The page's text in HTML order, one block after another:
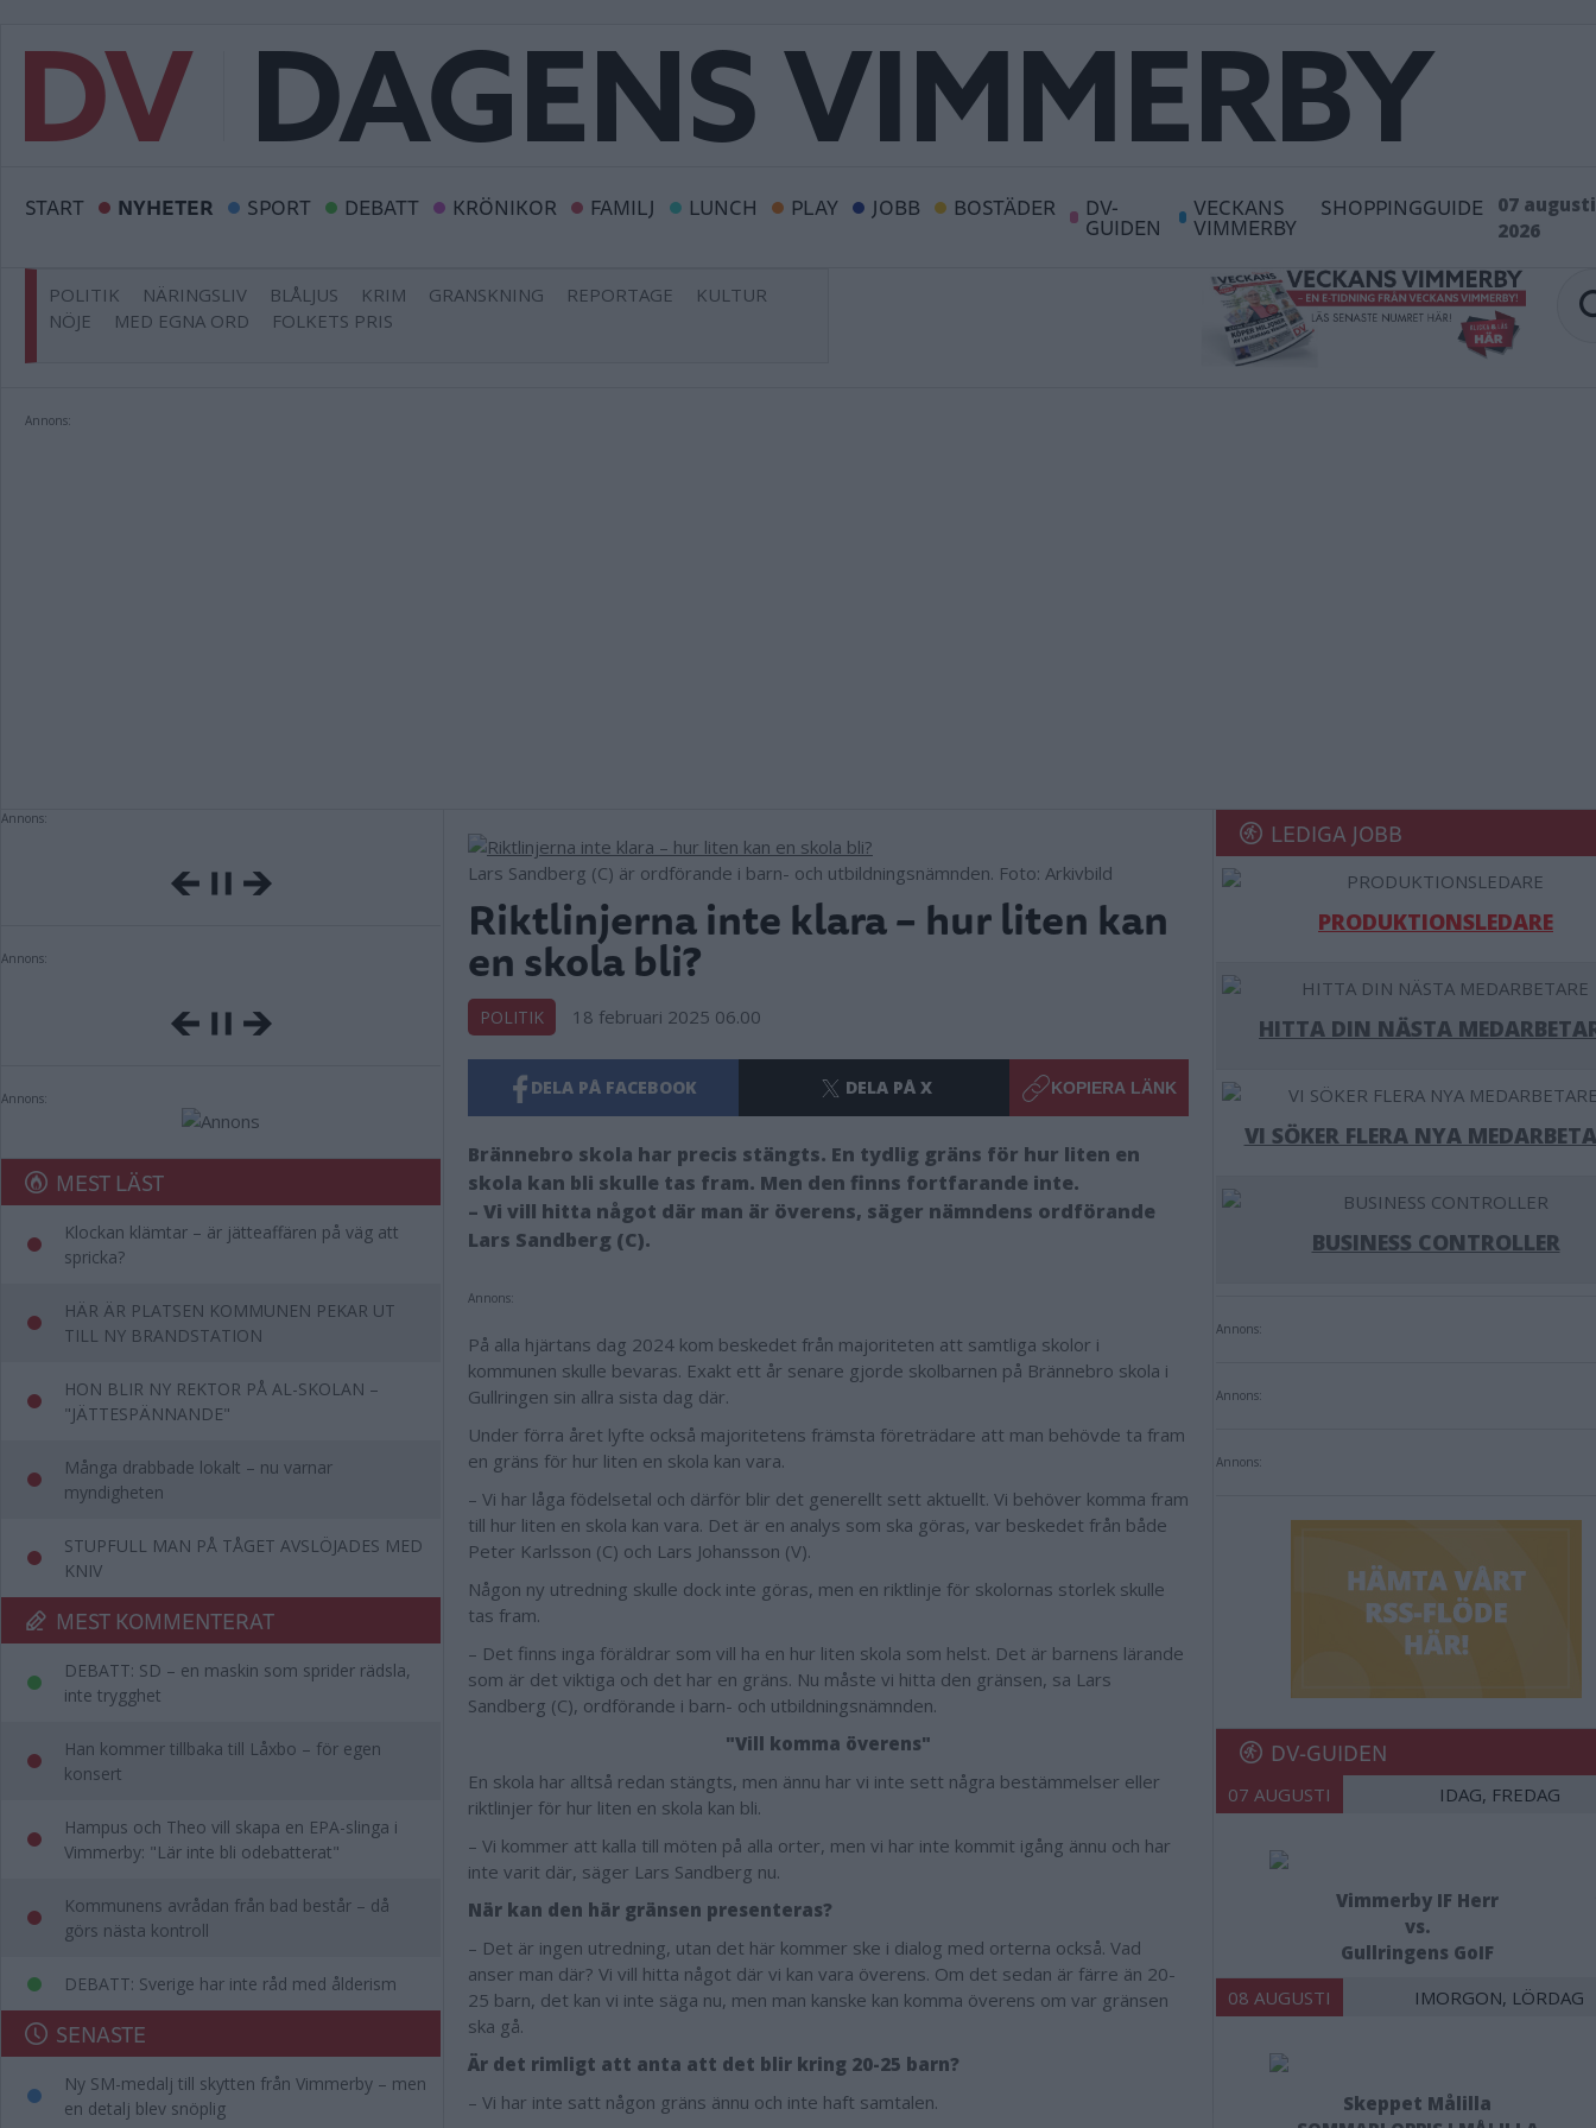
START NYHETER SPORT DEBATT KRÖNIKOR FAMILJ LUNCH PLAY JOBB BOSTÄDER DV-
GUIDEN
VECKANS
VIMMERBY
SHOPPINGGUIDE
07 augusti
2026
POLITIK NÄRINGSLIV BLÅLJUS KRIM GRANSKNING REPORTAGE
KULTUR
NÖJE
MED EGNA ORD FOLKETS PRIS
Annons:
Annons:
Annons:
Annons:
MEST LÄST
Klockan klämtar – är jätteaffären på väg att
spricka?
HÄR ÄR PLATSEN KOMMUNEN PEKAR UT
TILL NY BRANDSTATION
HON BLIR NY REKTOR PÅ AL-SKOLAN –
"JÄTTESPÄNNANDE"
Många drabbade lokalt – nu varnar
myndigheten
STUPFULL MAN PÅ TÅGET AVSLÖJADES MED
KNIV
MEST KOMMENTERAT
DEBATT: SD – en maskin som sprider rädsla,
inte trygghet
Han kommer tillbaka till Låxbo – för egen
konsert
Hampus och Theo vill skapa en EPA-slinga i
Vimmerby: "Lär inte bli odebatterat"
Kommunens avrådan från bad består – då
görs nästa kontroll
DEBATT: Sverige har inte råd med ålderism
SENASTE
Ny SM-medalj till skytten från Vimmerby – men
en detalj blev snöplig
Lars Sandberg (C) är ordförande i barn- och utbildningsnämnden. Foto: Arkivbild
Riktlinjerna inte klara – hur liten kan
en skola bli?
POLITIK 18 februari 2025 06.00
DELA PÅ FACEBOOK DELA PÅ X KOPIERA LÄNK
Brännebro skola har precis stängts. En tydlig gräns för hur liten en
skola kan bli skulle tas fram. Men den finns fortfarande inte.
– Vi vill hitta något där man är överens, säger nämndens ordförande
Lars Sandberg (C).
Annons:
På alla hjärtans dag 2024 kom beskedet från majoriteten att samtliga skolor i
kommunen skulle bevaras. Exakt ett år senare gjorde skolbarnen på Brännebro skola i
Gullringen sin allra sista dag där.
Under förra året lyfte också majoritetens främsta företrädare att man behövde ta fram
en gräns för hur liten en skola kan vara.
– Vi har låga födelsetal och därför blir det generellt sett aktuellt. Vi behöver komma fram
till hur liten en skola kan vara. Det är en analys som ska göras, var beskedet från både
Peter Karlsson (C) och Lars Johansson (V).
Någon ny utredning skulle dock inte göras, men en riktlinje för skolornas storlek skulle
tas fram.
– Det finns inga föräldrar som vill ha en hur liten skola som helst. Det är barnens lärande
som är det viktiga och det har en gräns. Nu måste vi hitta den gränsen, sa Lars
Sandberg (C), ordförande i barn- och utbildningsnämnden.
"Vill komma överens"
En skola har alltså redan stängts, men ännu har vi inte sett några bestämmelser eller
riktlinjer för hur liten en skola kan bli.
– Vi kommer att kalla till möten på alla orter, men vi har inte kommit igång ännu och har
inte varit där, säger Lars Sandberg nu.
När kan den här gränsen presenteras?
– Det är ingen utredning, utan det här kommer ske i dialog med orterna också. Vad
anser man där? Vi vill hitta något där vi kan vara överens. Om det sedan är färre än 20-
25 barn, det kan vi inte säga nu, men man kanske kan komma överens om var gränsen
ska gå.
Är det rimligt att anta att det blir kring 20-25 barn?
– Vi har inte satt någon gräns ännu och inte haft samtalen.
LEDIGA JOBB
PRODUKTIONSLEDARE
HITTA DIN NÄSTA
VI SÖKER FLERA NYA
BUSINESS CONTROLLER
Annons:
Annons:
Annons:
DV-GUIDEN
07 AUGUSTI IDAG, FREDAG
Vimmerby IF Herr
vs.
Gullringens GoIF
08 AUGUSTI IMORGON, LÖRDAG
Skeppet Målilla